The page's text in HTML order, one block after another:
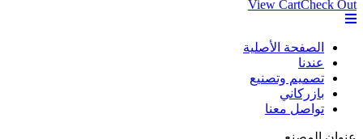
View CartCheck Out
الصفحة الأصلية
عندنا
تصميم وتصنيع
بازركاني
تواصل معنا